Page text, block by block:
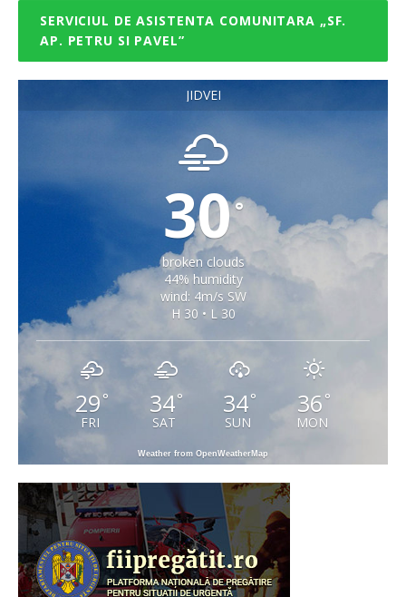
SERVICIUL DE ASISTENTA COMUNITARA „SF.
AP. PETRU SI PAVEL”
JIDVEI
30°
broken clouds
44% humidity
wind: 4m/s SW
H 30 • L 30
29°
FRI
34°
SAT
34°
SUN
36 °
MON
Weather from OpenWeatherMap